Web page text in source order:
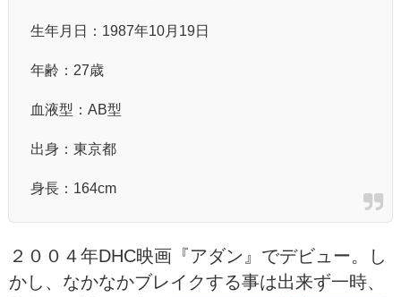
生年月日：1987年10月19日
年齢：27歳
血液型：AB型
出身：東京都
身長：164cm
２００４年DHC映画『アダン』でデビュー。し
かし、なかなかブレイクする事は出来ず一時、